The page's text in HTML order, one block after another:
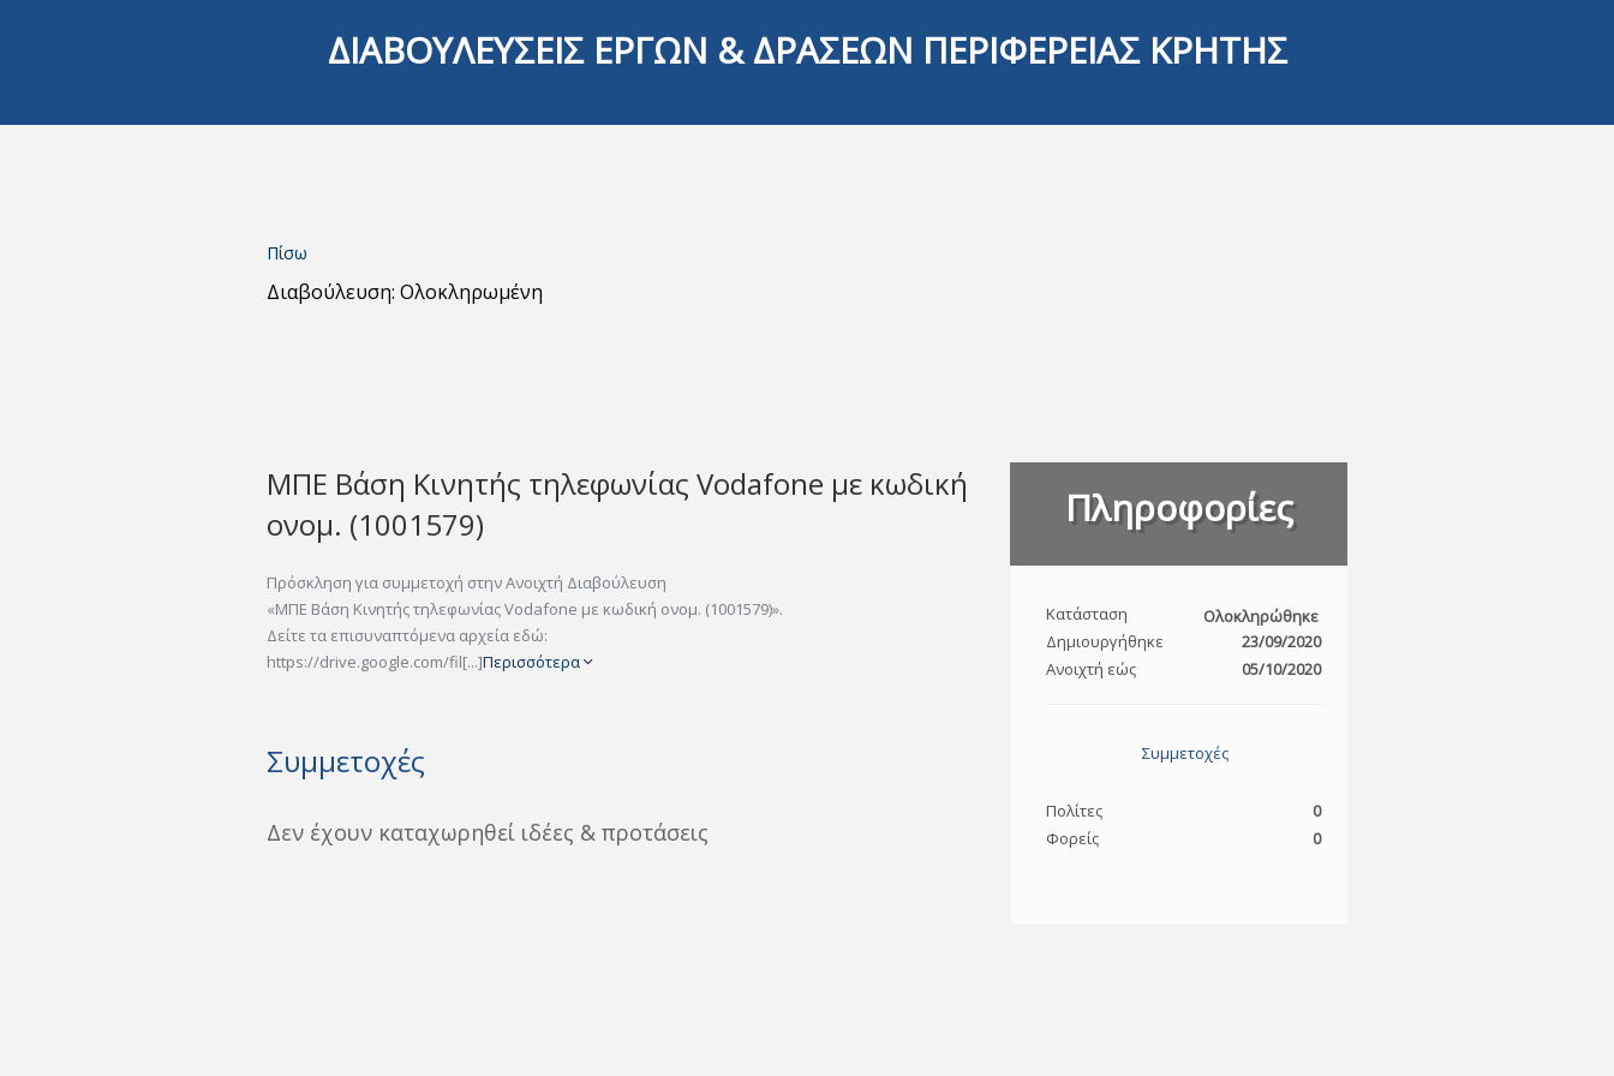
ΔΙΑΒΟΥΛΕΥΣΕΙΣ ΕΡΓΩΝ & ΔΡΑΣΕΩΝ ΠΕΡΙΦΕΡΕΙΑΣ ΚΡΗΤΗΣ
Πίσω
Διαβούλευση: Ολοκληρωμένη
ΜΠΕ Βάση Κινητής τηλεφωνίας Vodafone με κωδική
ονομ. (1001579)
Πρόσκληση για συμμετοχή στην Ανοιχτή Διαβούλευση
«ΜΠΕ Βάση Κινητής τηλεφωνίας Vodafone με κωδική ονομ. (1001579)».
Δείτε τα επισυναπτόμενα αρχεία εδώ:
https://drive.google.com/fil[...]Περισσότερα
Συμμετοχές
Δεν έχουν καταχωρηθεί ιδέες & προτάσεις
Πληροφορίες
Κατάσταση
Ολοκληρώθηκε
Δημιουργήθηκε
23/09/2020
Ανοιχτή εώς
05/10/2020
Συμμετοχές
Πολίτες
0
Φορείς
0